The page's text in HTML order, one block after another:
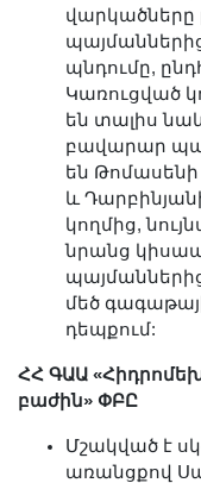
վարկածները
պնդումը,
Կառուցված
են տալիս
բավարար
են Թոմասենի
և Դարբինյանի
կողմից,
նրանց
պայմաններից
մեծ
դեպքում:
ՀՀ ԳԱԱ
բաժին» ՓԲԸ
Մշակված է
առանցքով